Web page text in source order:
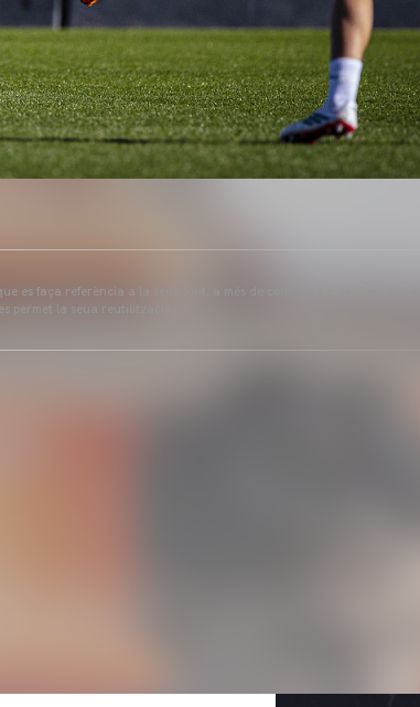
es faça referència a la seua font, a més de contindre el següent enllaç:
permet la seua reutilització.